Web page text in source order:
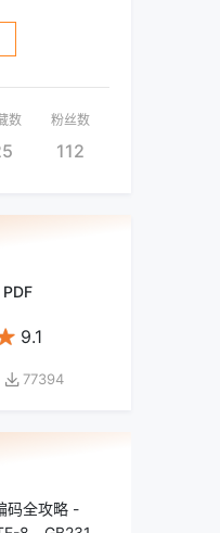
数 粉丝数
112
9.1
77394
码全攻略 -